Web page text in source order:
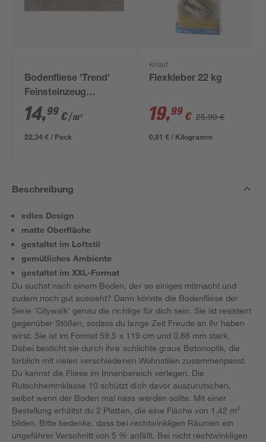
Bodenfliese 'Trend'
Feinsteinzeug
anthrazit 30,5 x 61 cm
14,99 €/ m²
22,34 € / Pack
Knauf
Flexkleber 22 kg
19,99 € 25,99 €
0,91 € / Kilogramm
Beschreibung
edles Design
matte Oberfläche
gestaltet im Loftstil
gemütliches Ambiente
gestaltet im XXL-Format
Du suchst nach einem Boden, der so einiges mitmacht und
zudem noch gut aussieht? Dann könnte die Bodenfliese der
Serie 'Citywalk' genau die richtige für dich sein. Sie ist resistent
gegenüber Stößen, sodass du lange Zeit Freude an ihr haben
wirst. Sie ist im Format 59,5 x 119 cm und 0,88 mm stark.
Dabei besticht sie durch ihre schlichte graue Betonoptik, die
farblich mit vielen verschiedenen Wohnstilen zusammenpasst.
Du kannst die Fliese im Innenbereich verlegen. Die
Rutschhemmklasse 10 schützt dich davor auszurutschen,
selbst wenn der Boden mal nass werden sollte. Mit einer
Bestellung erhältst du 2 Platten, die eine Fläche von 1,42 m²
bilden. Bitte bedenke, dass bei rechtwinkligen Räumen ein
ungefährer Verschnitt von 5 % anfällt. Bei nicht rechtwinkligen